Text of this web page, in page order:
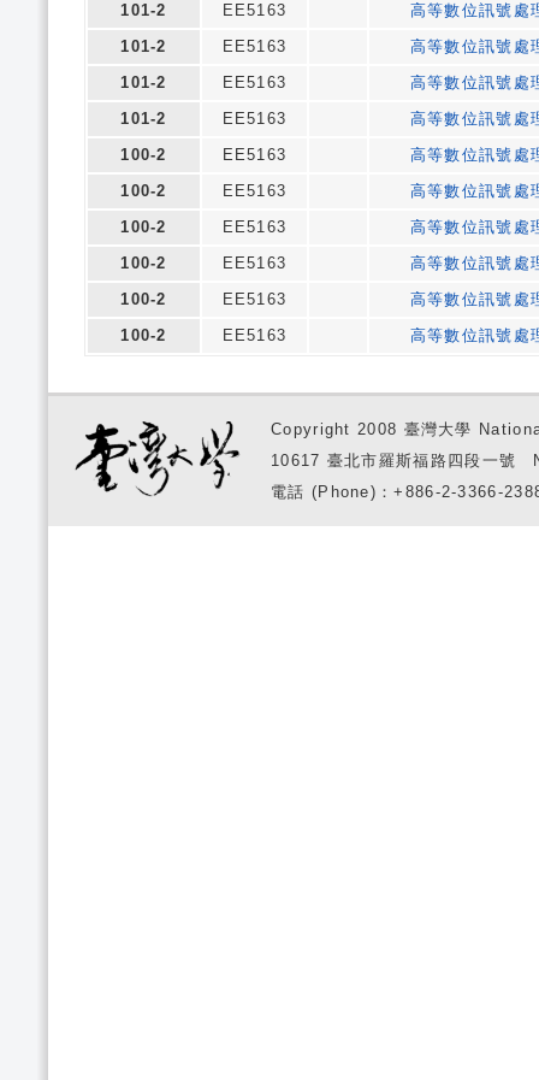
101-2
EE5163
高等數位訊號處
101-2
EE5163
高等數位訊號處
101-2
EE5163
高等數位訊號處
101-2
EE5163
高等數位訊號處
100-2
EE5163
高等數位訊號處
100-2
EE5163
高等數位訊號處
100-2
EE5163
高等數位訊號處
100-2
EE5163
高等數位訊號處
100-2
EE5163
高等數位訊號處
100-2
EE5163 高等數位訊號處
Copyright 2008 臺灣大學
10617 臺北市羅斯福路四段一
電話 (Phone)：+886-2-3366-